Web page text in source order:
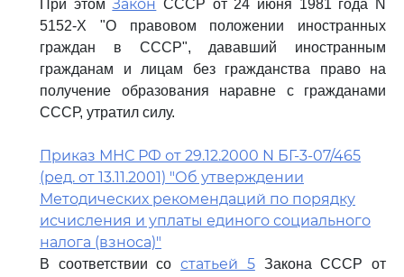
При этомЗакон СССР от 24 июня 1981 года N
5152-Х "О правовом положении иностранных
граждан в СССР", дававший иностранным
гражданам и лицам без гражданства право на
получение образования наравне с гражданами
СССР, утратил силу.
Приказ МНС РФ от 29.12.2000 N БГ-3-07/465
(ред. от 13.11.2001) "Об утверждении
Методических рекомендаций по порядку
исчисления и уплаты единого социального
налога (взноса)"
В соответствии состатьей 5Закона СССР от